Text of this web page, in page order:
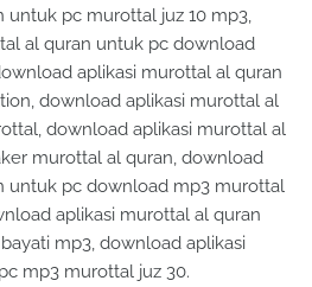
untuk pc murottal juz 10 mp3,
al quran untuk pc download
aplikasi murottal al quran
download aplikasi murottal al
download aplikasi murottal al
murottal al quran, download
untuk pc download mp3 murottal
aplikasi murottal al quran
mp3, download aplikasi
mp3 murottal juz 30.